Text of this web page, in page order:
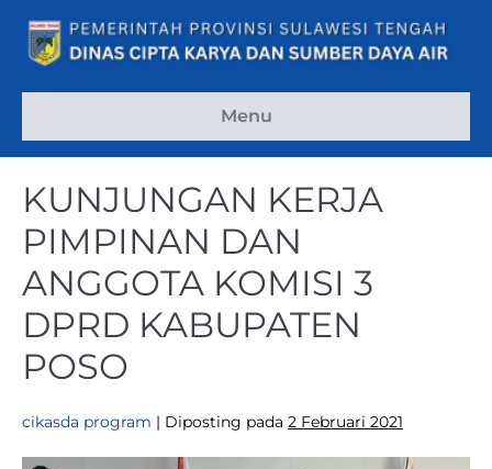
Menu
KUNJUNGAN KERJA
PIMPINAN DAN
ANGGOTA KOMISI 3
DPRD KABUPATEN
POSO
cikasda program | Diposting pada 2 Februari 2021